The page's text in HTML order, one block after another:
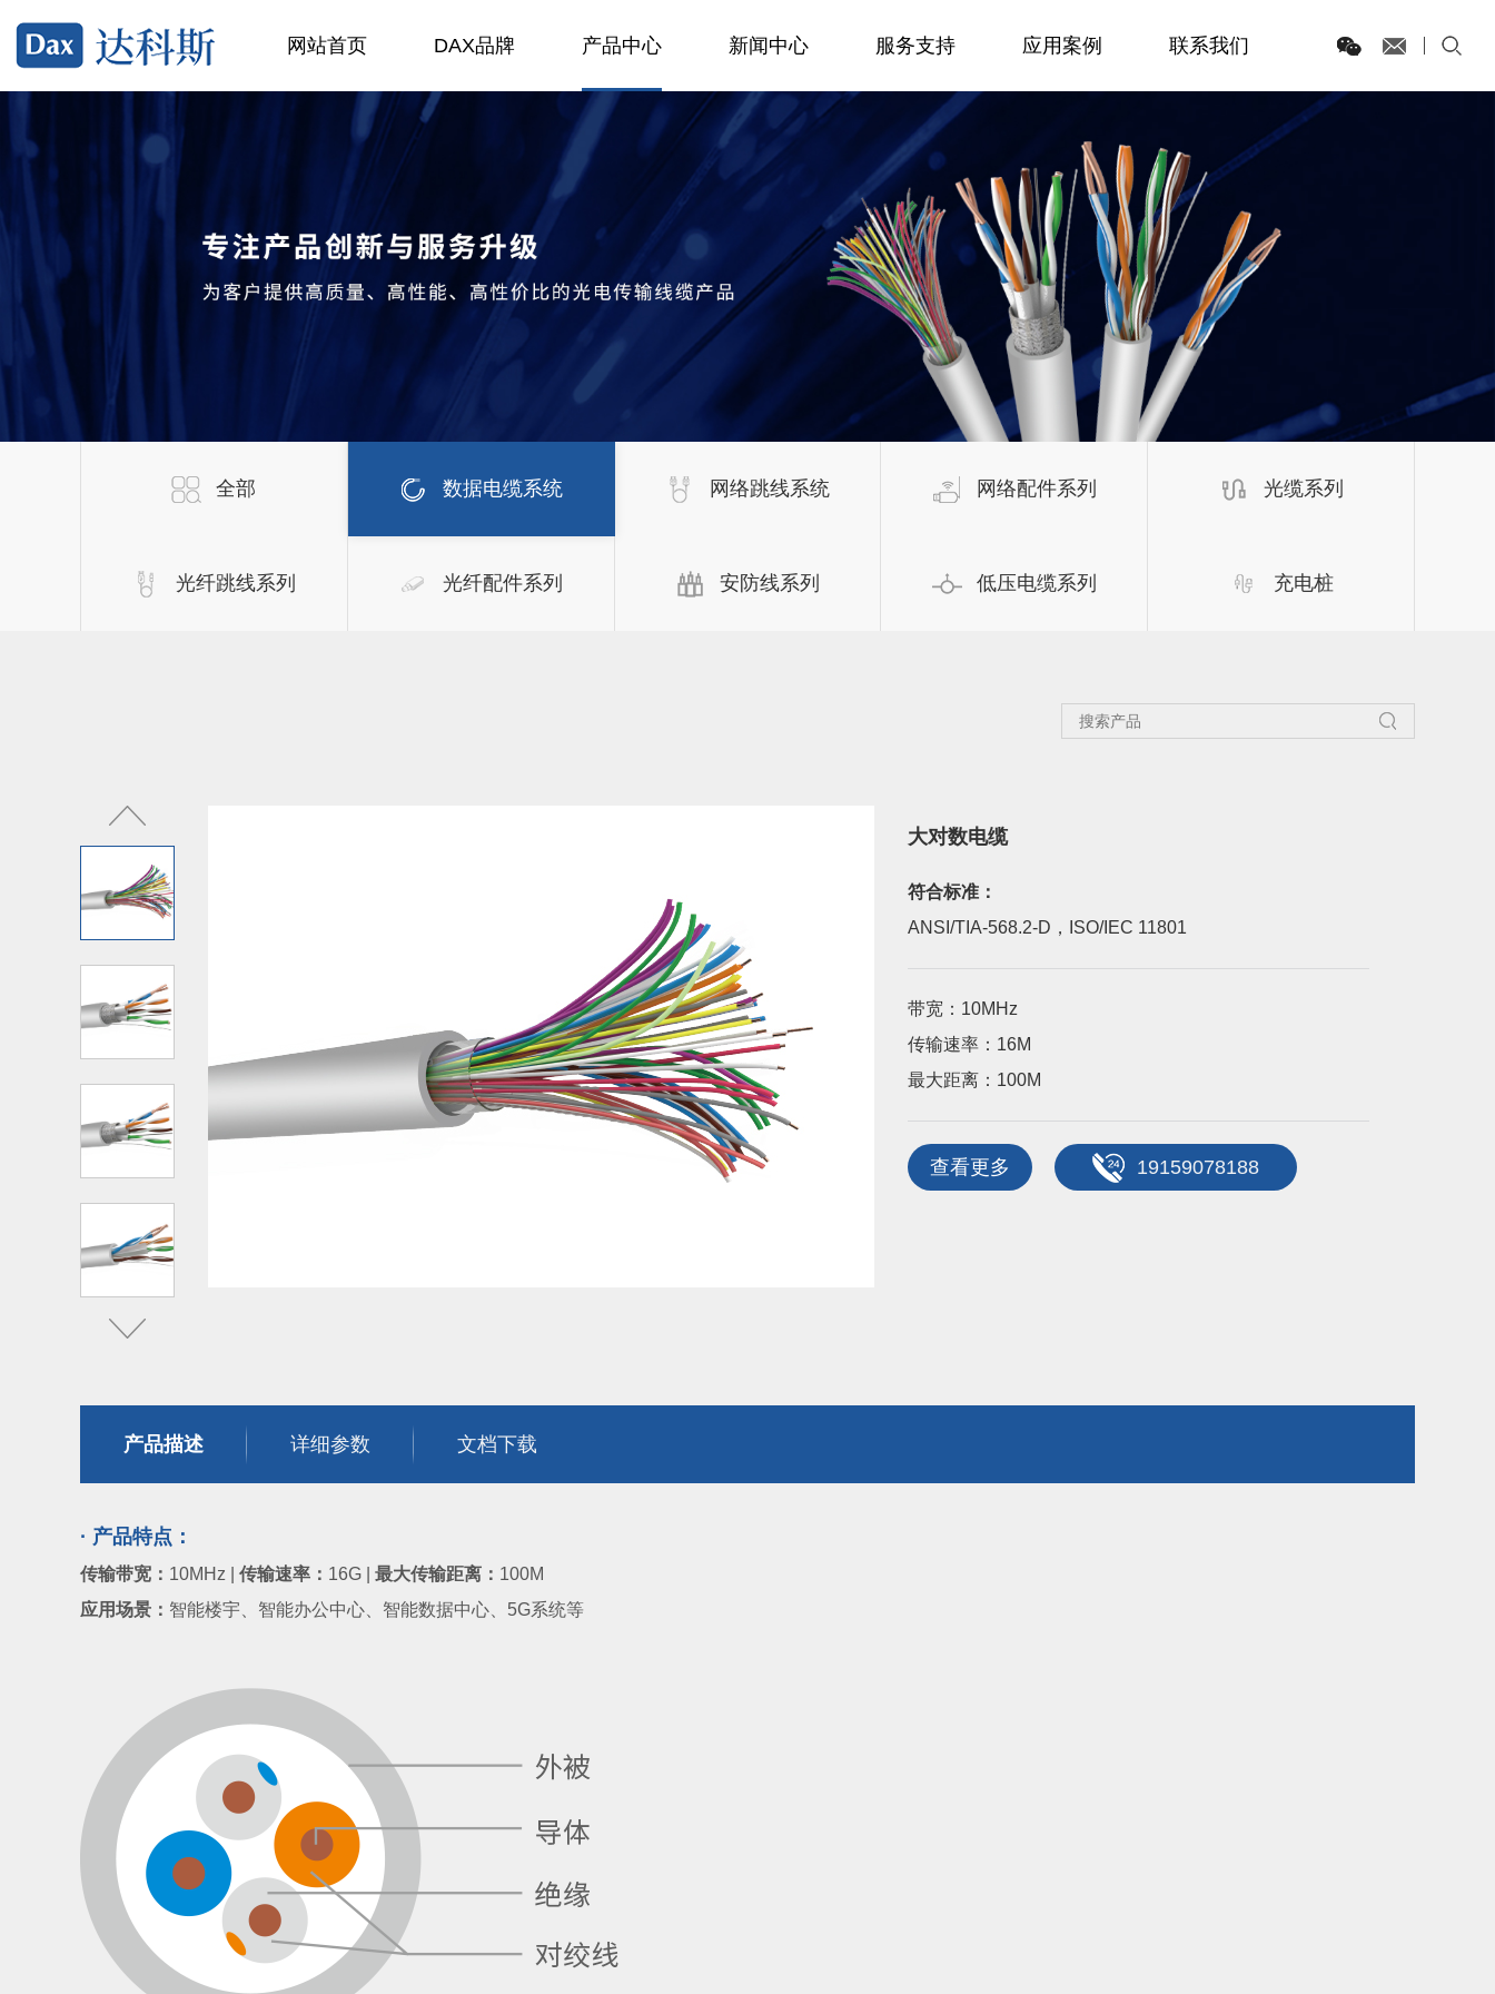
网站首页 DAX品牌 产品中心 新闻中心 服务支持 应用案例 联系我们
全部 数据电缆系统 网络跳线系统 网络配件系列 光缆系列
光纤跳线系列 光纤配件系列 安防线系列 低压电缆系列 充电桩
大对数电缆
符合标准：
ANSI/TIA-568.2-D，ISO/IEC 11801
带宽：10MHz
传输速率：16M
最大距离：100M
查看更多 19159078188
产品描述 详细参数 文档下载
· 产品特点：
传输带宽： 10MHz | 传输速率： 16G | 最大传输距离： 100M
应用场景： 智能楼宇、智能办公中心、智能数据中心、5G系统等